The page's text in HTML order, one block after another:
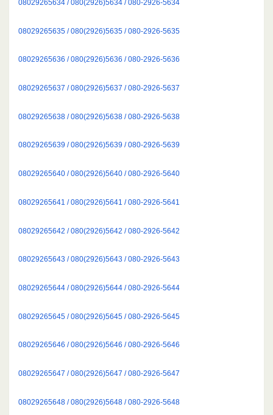
08029265634 / 080(2926)5634 / 080-2926-5634
08029265635 / 080(2926)5635 / 080-2926-5635
08029265636 / 080(2926)5636 / 080-2926-5636
08029265637 / 080(2926)5637 / 080-2926-5637
08029265638 / 080(2926)5638 / 080-2926-5638
08029265639 / 080(2926)5639 / 080-2926-5639
08029265640 / 080(2926)5640 / 080-2926-5640
08029265641 / 080(2926)5641 / 080-2926-5641
08029265642 / 080(2926)5642 / 080-2926-5642
08029265643 / 080(2926)5643 / 080-2926-5643
08029265644 / 080(2926)5644 / 080-2926-5644
08029265645 / 080(2926)5645 / 080-2926-5645
08029265646 / 080(2926)5646 / 080-2926-5646
08029265647 / 080(2926)5647 / 080-2926-5647
08029265648 / 080(2926)5648 / 080-2926-5648